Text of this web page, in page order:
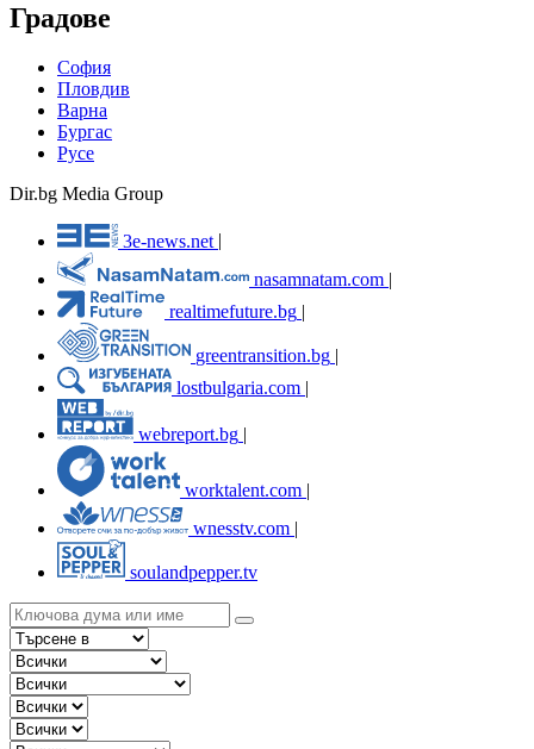
Градове
София
Пловдив
Варна
Бургас
Русе
Dir.bg Media Group
3e-news.net
nasamnatam.com |
realtimefuture.bg |
greentransition.bg |
lostbulgaria.com |
webreport.bg
worktalent.com |
wnesstv.com |
soulandpepper.tv